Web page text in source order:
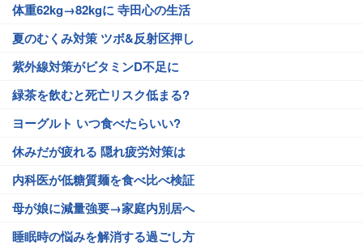
体重62kg→82kgに 寺田心の生活
夏のむくみ対策 ツボ&反射区押し
紫外線対策がビタミンD不足に
緑茶を飲むと死亡リスク低まる?
ヨーグルト いつ食べたらいい?
休みだが疲れる 隠れ疲労対策は
内科医が低糖質麺を食べ比べ検証
母が娘に減量強要→家庭内別居へ
睡眠時の悩みを解消する過ごし方